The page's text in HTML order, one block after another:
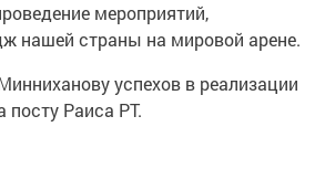
мероприятий,
нашей страны на мировой арене.
успехов в реализации
посту Раиса РТ.